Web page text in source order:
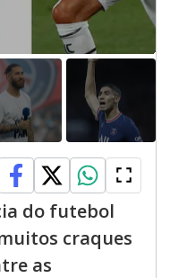
do futebol
craques
as